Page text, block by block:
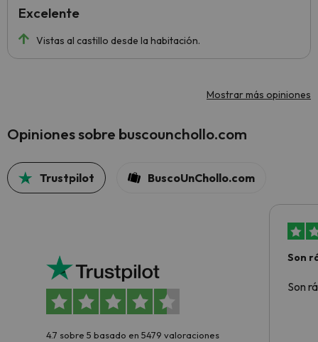
Vistas al castillo desde la habitación.
Excelente
Mostrar más opiniones
Opiniones sobre buscounchollo.com
Trustpilot BuscoUnChollo.com
4.7 sobre 5 basado en 5479 valoraciones
Son
Son